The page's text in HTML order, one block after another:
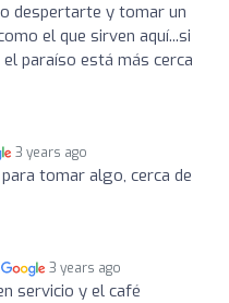
despertarte y tomar un
el que sirven aquí...si
paraíso está más cerca
3 years ago
tomar algo, cerca de
3 years ago
servicio y el café